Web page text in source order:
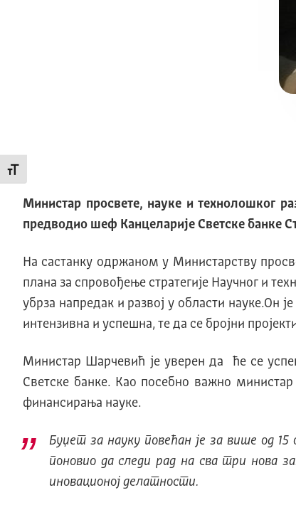
Промени величину слова
Министар просвете, науке и технолошког
предводио шеф Канцеларије Светске банке
На састанку одржаном у Министарству
плана за спровођење стратегије Научног и
убрза напредак и развој у области науке.Он
интензивна и успешна, те да се бројни
Министар Шарчевић је уверен да ће се
Светске банке. Као посебно важно
финансирања науке.
Буџет за науку повећан је за више од 15
поновио да следи рад на сва три нова
иновационој делатности.